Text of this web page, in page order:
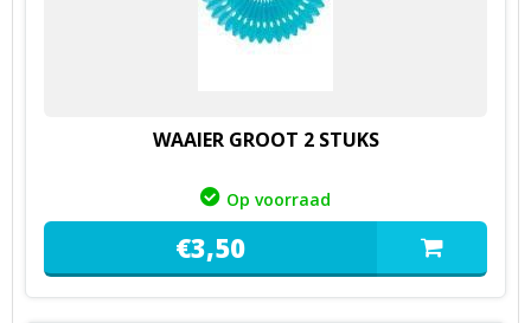
WAAIER GROOT 2 STUKS
Op voorraad
€3,50